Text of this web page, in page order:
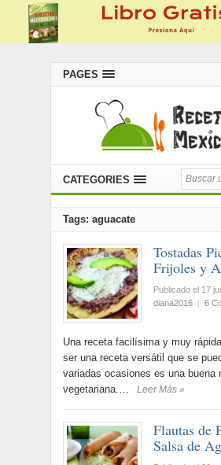
PAGES
CATEGORIES
Tags: aguacate
Tostadas
Frijoles y
Publicado el 17
diana2016 | 6
Una receta facilísima y muy
ser una receta versátil que se
variadas ocasiones es una buena
vegetariana.…
Leer Más »
Flautas de
Salsa de